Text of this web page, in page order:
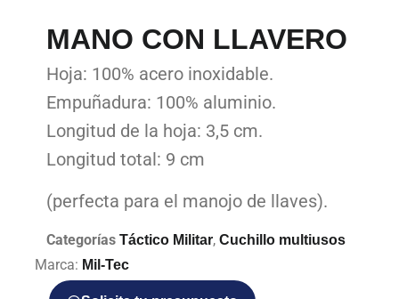
MANO CON LLAVERO
Hoja: 100% acero inoxidable.
Empuñadura: 100% aluminio.
Longitud de la hoja: 3,5 cm.
Longitud total: 9 cm
(perfecta para el manojo de llaves).
Categorías Táctico Militar, Cuchillo multiusos
Marca: Mil-Tec